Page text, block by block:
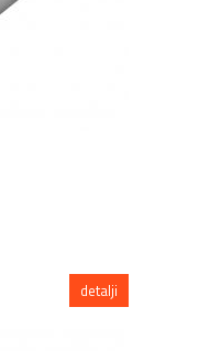
detalji